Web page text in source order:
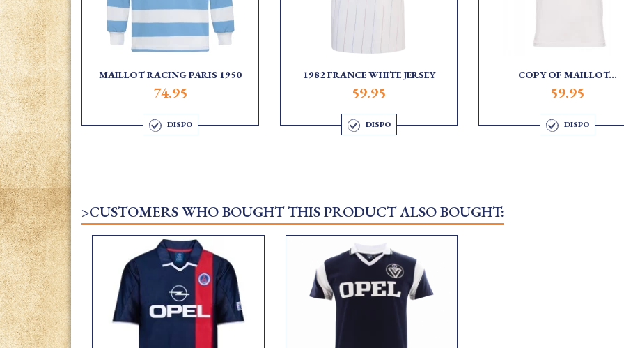
MAILLOT RACING PARIS 1950
74.95
DISPO
1982 FRANCE WHITE JERSEY
59.95
DISPO
COPY OF MAILLOT...
59.95
DISPO
>CUSTOMERS WHO BOUGHT THIS PRODUCT ALSO BOUGHT: